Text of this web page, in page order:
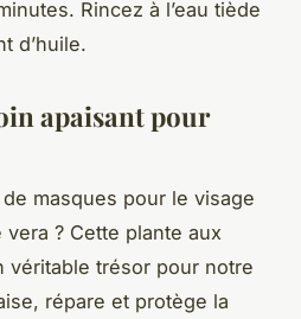
Rincez à l’eau tiède
d’huile.
apaisant pour
masques pour le visage
vera ? Cette plante aux
véritable trésor pour notre
répare et protège la